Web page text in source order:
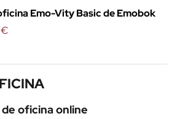
Emo-Vity Basic de Emobok
oficina online